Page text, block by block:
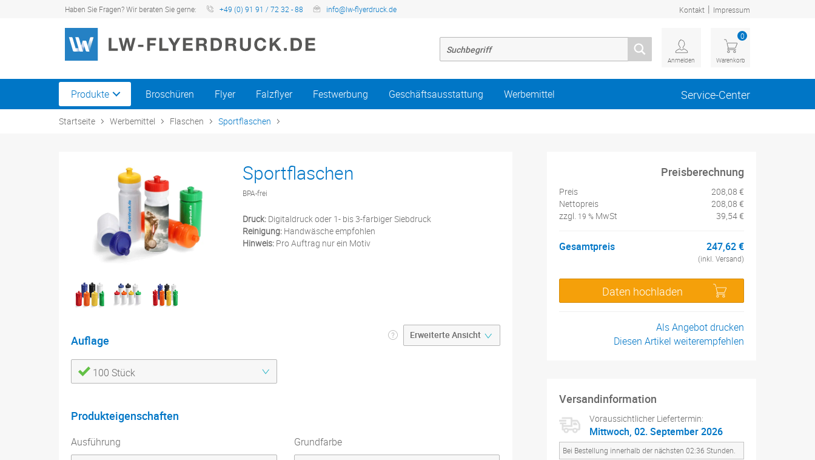
Haben Sie Fragen? Wir beraten Sie gerne: +49 (0) 91 91 / 72 32 - 88 info@lw-flyerdruck.de Kontakt | Impressum
Anmelden
0
Warenkorb
Produkte Broschüren Flyer Falzflyer Festwerbung Geschäftsausstattung Werbemittel Service-Center
Startseite Werbemittel Flaschen Sportflaschen
Sportflaschen
BPA-frei
Druck: Digitaldruck oder 1- bis 3-farbiger Siebdruck
Reinigung: Handwäsche empfohlen
Hinweis: Pro Auftrag nur ein Motiv
Auflage
100 Stück
Produkteigenschaften
Ausführung
Grundfarbe
Preisberechnung
Preis
208,08 €
Nettopreis
208,08 €
zzgl. 19 % MwSt 39,54 €
Gesamtpreis 247,62 €
(inkl. Versand)
Daten hochladen
Als Angebot drucken
Diesen Artikel weiterempfehlen
Versandinformation
Voraussichtlicher Liefertermin:
Mittwoch, 02. September 2026
Bei Bestellung innerhalb der nächsten 02:36 Stunden.